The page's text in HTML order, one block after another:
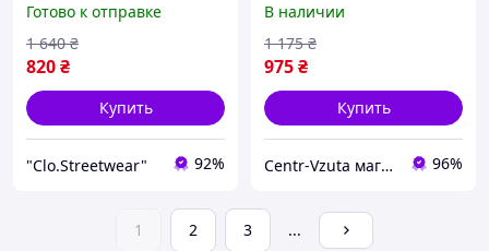
кроссовки сетка для
женщины
Готово к отправке
820₴
1 640 ₴
Купить
"Clo.Streetwear" 92%
размер
В наличии
975₴
1 175 ₴
Купить
Centr-Vzuta магазин обуви, одежды и товаров для дома 96%
1 2 3 ...